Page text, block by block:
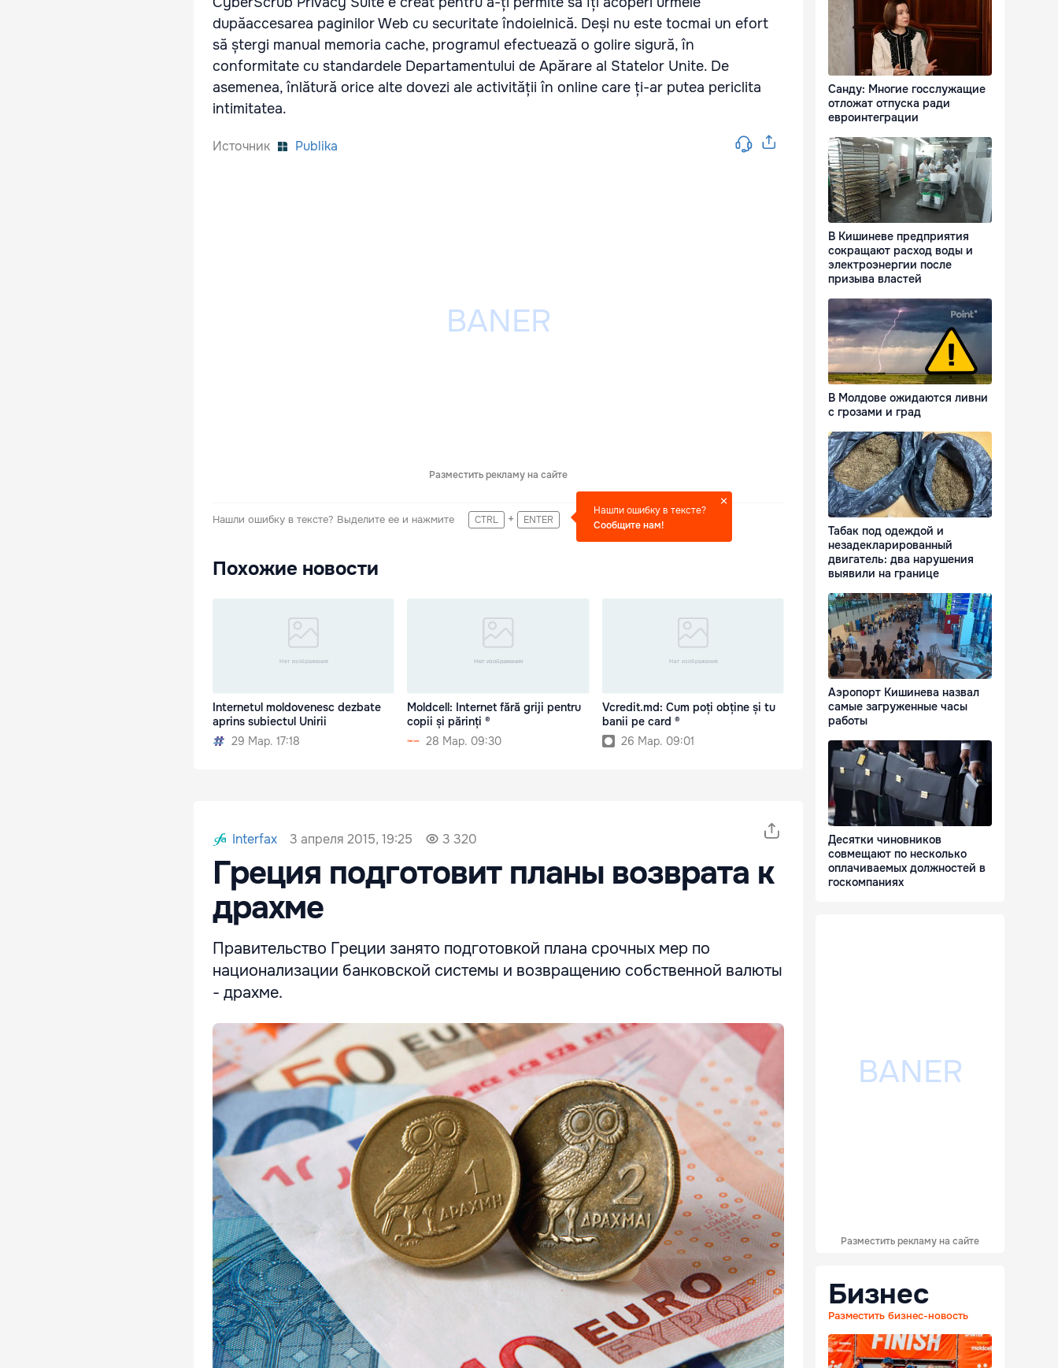
dupăaccesarea paginilor Web cu securitate îndoielnică. Deși nu este tocmai un efort
să ștergi manual memoria cache, programul efectuează o golire sigură, în
conformitate cu standardele Departamentului de Apărare al Statelor Unite. De
asemenea, înlătură orice alte dovezi ale activității în online care ți-ar putea periclita
intimitatea.
Источник Publika
Разместить рекламу на сайте
Нашли ошибку в тексте? Выделите ее и нажмите CTRL + ENTER
Нашли ошибку в тексте?
Сообщите нам!
Похожие новости
Internetul moldovenesc dezbate
aprins subiectul Unirii
29 Мар. 17:18
Moldcell: Internet fără griji pentru
copii și părinți ®
28 Мар. 09:30
Vcredit.md: Cum poți obține și tu
banii pe card ®
26 Мар. 09:01
Interfax 3 апреля 2015, 19:25 3 320
Греция подготовит планы возврата к
драхме
Правительство Греции занято подготовкой плана срочных мер по
национализации банковской системы и возвращению собственной валюты
- драхме.
Санду: Многие госслужащие
отложат отпуска ради
евроинтеграции
В Кишиневе предприятия
сокращают расход воды и
электроэнергии после
призыва властей
В Молдове ожидаются ливни
с грозами и град
Табак под одеждой и
незадекларированный
двигатель: два нарушения
выявили на границе
Аэропорт Кишинева назвал
самые загруженные часы
работы
Десятки чиновников
совмещают по несколько
оплачиваемых должностей в
госкомпаниях
Разместить рекламу на сайте
Бизнес
Разместить бизнес-новость